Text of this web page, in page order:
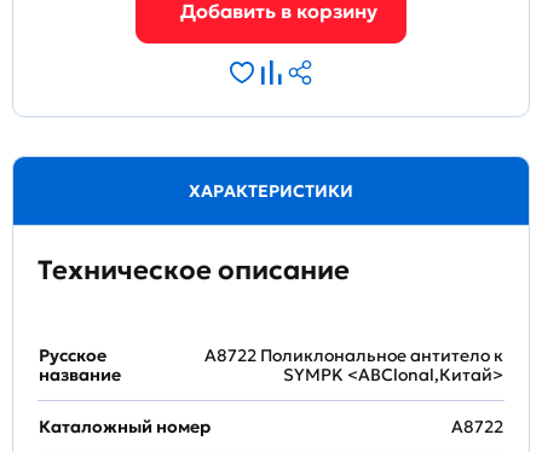
ХАРАКТЕРИСТИКИ
Техническое описание
Русское
название
A8722 Поликлональное антитело к
SYMPK <ABClonal,Китай>
Каталожный номер A8722